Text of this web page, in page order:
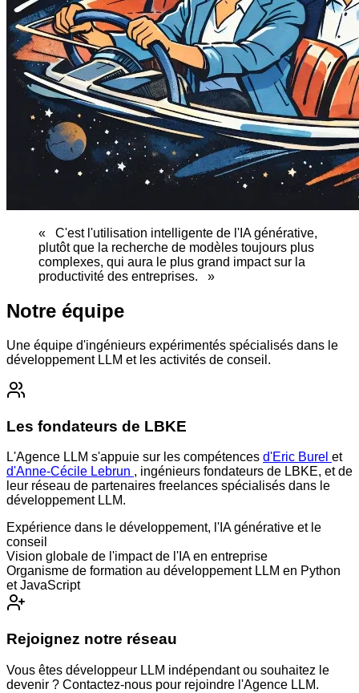
«
C'est l'utilisation intelligente de l'IA générative,
plutôt que la recherche de modèles toujours plus
complexes, qui aura le plus grand impact sur la
productivité des entreprises.
»
Notre équipe
Une équipe d'ingénieurs expérimentés spécialisés dans le
développement LLM et les activités de conseil.
Les fondateurs de LBKE
L'Agence LLM s'appuie sur les compétences d'Eric Burel et
d'Anne-Cécile Lebrun , ingénieurs fondateurs de LBKE, et de
leur réseau de partenaires freelances spécialisés dans le
développement LLM.
Expérience dans le développement, l'IA générative et le
conseil
Vision globale de l'impact de l'IA en entreprise
Organisme de formation au développement LLM en Python
et JavaScript
Rejoignez notre réseau
Vous êtes développeur LLM indépendant ou souhaitez le
devenir ? Contactez-nous pour rejoindre l'Agence LLM.